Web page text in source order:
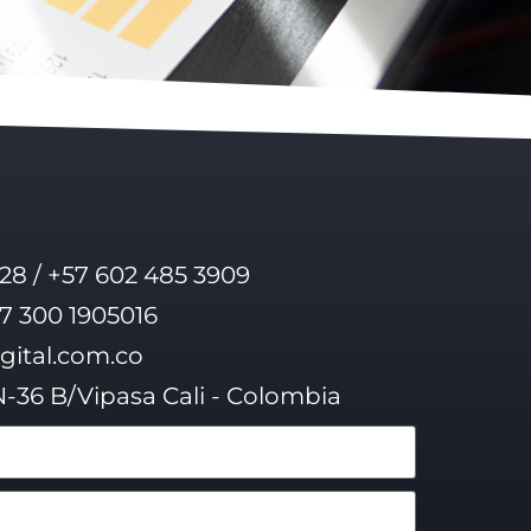
/ +57 602 485 3909
300 1905016
36 B/Vipasa Cali - Colombia